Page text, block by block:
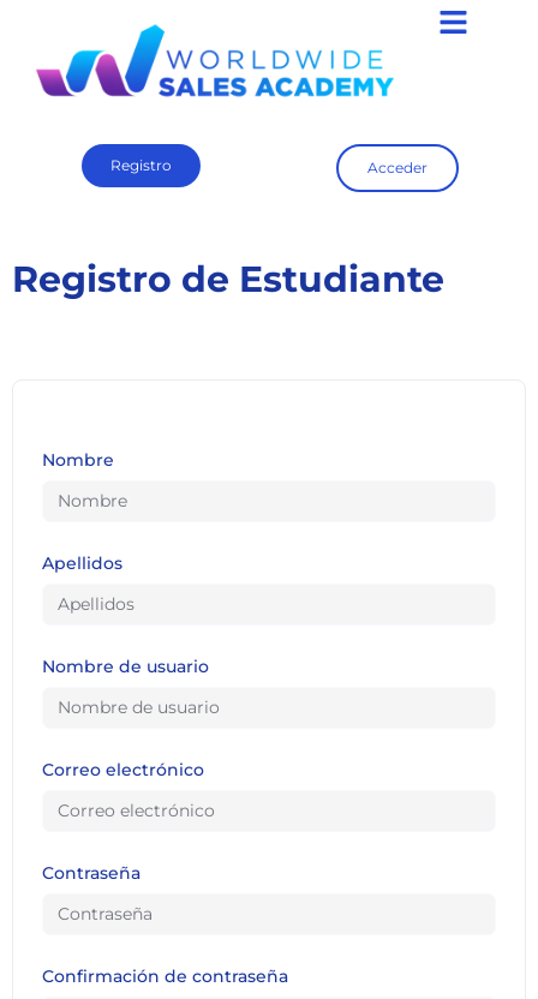
Registro Acceder
Registro de Estudiante
Nombre
Apellidos
Nombre de usuario
Correo electrónico
Contraseña
Confirmación de contraseña